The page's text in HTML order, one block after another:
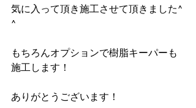
気に入って頂き施工させて頂きました^
^
もちろんオプションで樹脂キーパーも
施工します！
ありがとうございます！